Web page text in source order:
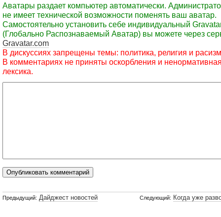
Аватары раздает компьютер автоматически.
не имеет технической возможности поменять ваш аватар.
Самостоятельно установить себе индивидуальный
(Глобально Распознаваемый Аватар) вы можете через
Gravatar.com
В дискуссиях запрещены темы: политика, религия и
В комментариях не приняты оскорбления и
лексика.
Предыдущий: Дайджест новостей Следующий: Когда уже